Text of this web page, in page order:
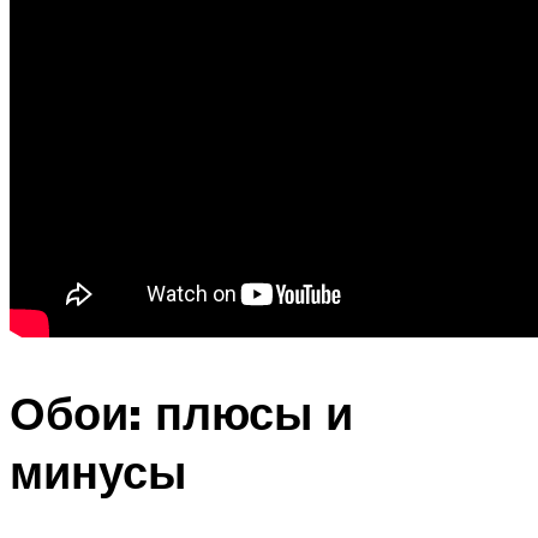
Обои: плюсы и
минусы